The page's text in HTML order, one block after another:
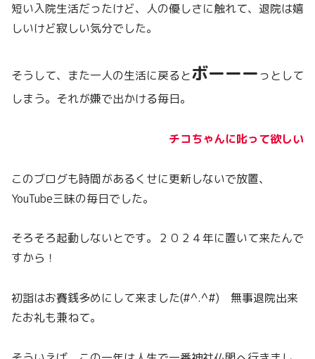
短い入院生活だったけど、人の優しさに触れて、退院は嬉
しいけど寂しい気分でした。
そうして、また一人の生活に戻るとボーーーっとして
しまう。それが嫌で出かける毎日。
チコちゃんに叱って欲しい
このブログも時間があるくせに更新しないで放置、
YouTube三昧の毎日でした。
そろそろ起動しないとです。２０２４年に置いて来たんで
すから！
初詣はお賽銭多めにして来ました(#^.^#) 無事退院出来
たお礼も兼ねて。